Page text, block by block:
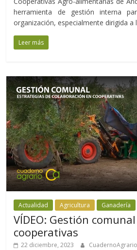
herramienta de gestión interna
organización, especialmente dirigida a
Leer más
Actualidad Agricultura Ganadería
VÍDEO: Gestión
cooperativas
22 diciembre, 2023 CuadernoAgrario